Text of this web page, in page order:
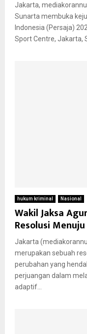
Jakarta,
Sunarta membuka
Indonesia (Persaja)
Sport Centre, Jakarta,
hukum kriminal Nasional
Wakil Jaksa
Resolusi
Jakarta
merupakan sebuah
perubahan yang
perjuangan dalam
adaptif...